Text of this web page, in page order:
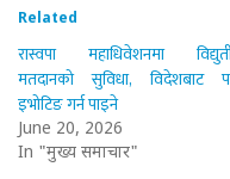
Related
रास्वपा महाधिवेशनमा
मतदानको सुविधा, विदेशबाट
इभोटिङ गर्न पाइने
June 20, 2026
In "मुख्य समाचार"